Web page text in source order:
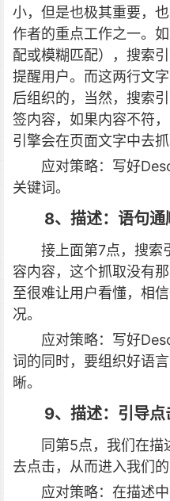
小，但是也极其重要，
作者的重点工作之一。
配或模糊匹配），搜索
提醒用户。而这两行文
后组织的，当然，搜索
签内容，如果内容不符
引擎会在页面文字中去抓
应对策略：写好
关键词。
8、描述：语句通
接上面第7点，搜索
容内容，这个抓取没有
至很难让用户看懂，相
况。
应对策略：写好
词的同时，要组织好语
晰。
9、描述：引导点
同第5点，我们在描
去点击，从而进入我们的
应对策略：在描述